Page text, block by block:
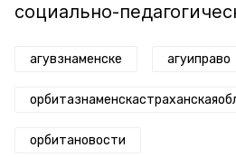
социально-
агувзнаменске агуиправо
орбитановости